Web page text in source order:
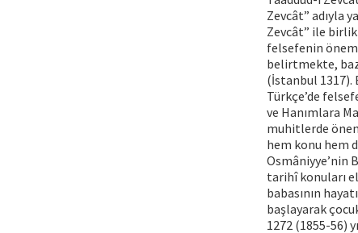
Zevcât” adıyla
Zevcât” ile
felsefenin
belirtmekte,
(İstanbul 1317).
Türkçe’de
ve Hanımlara
muhitlerde
hem konu hem
Osmâniyye’nin
tarihî konuları
babasının
başlayarak
1272 (1855-56)